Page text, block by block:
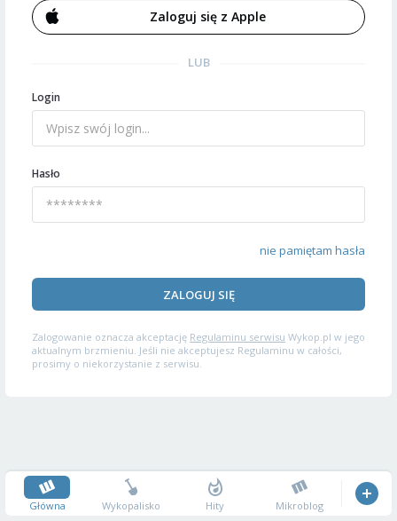
Zaloguj się z Apple
LUB
Login
Hasło
nie pamiętam hasła
ZALOGUJ SIĘ
Zalogowanie oznacza akceptację Regulaminu serwisu Wykop.pl w jego
aktualnym brzmieniu. Jeśli nie akceptujesz Regulaminu w całości,
prosimy o niekorzystanie z serwisu.
Główna Wykopalisko Hity Mikroblog